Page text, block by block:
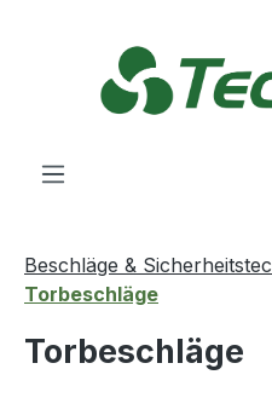
Beschläge &
Torbeschläge
Torbeschläge